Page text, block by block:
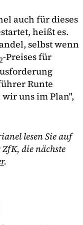
auch für dieses
heißt es.
selbst wenn
-Preises für
Runte
uns im Plan",
lesen Sie auf
die nächste
.